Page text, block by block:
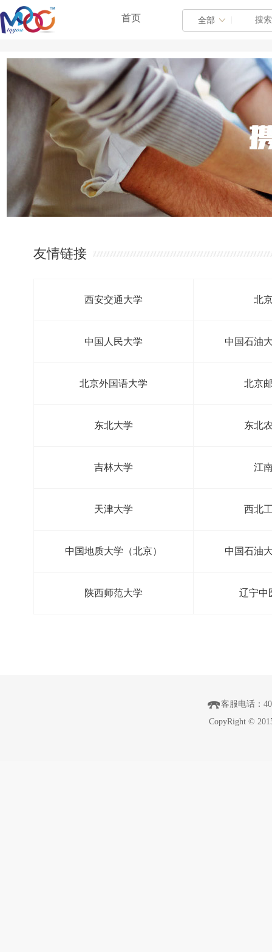
首页 全部
友情链接
西安交通大学 北
中国人民大学 中国石油
北京外国语大学 北京
东北大学 东北
吉林大学 江
天津大学 西北
中国地质大学（北京） 中国石油
陕西师范大学 辽宁中
客服电话 ：
CopyRight ©